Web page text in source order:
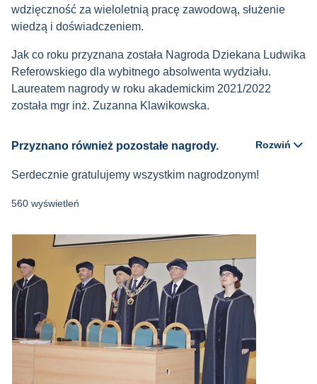
wdzięczność za wieloletnią pracę zawodową, służenie
wiedzą i doświadczeniem.
Jak co roku przyznana została Nagroda Dziekana Ludwika
Referowskiego dla wybitnego absolwenta wydziału.
Laureatem nagrody w roku akademickim 2021/2022
została mgr inż. Zuzanna Klawikowska.
Przyznano również pozostałe nagrody. Rozwiń
Serdecznie gratulujemy wszystkim nagrodzonym!
560 wyświetleń